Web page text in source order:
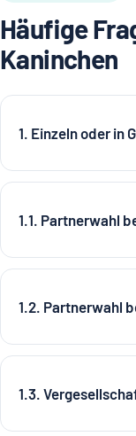
Häufige
Kaninchen
1. Einzeln oder in
1.1. Partnerwahl
1.2. Partnerwahl
1.3.